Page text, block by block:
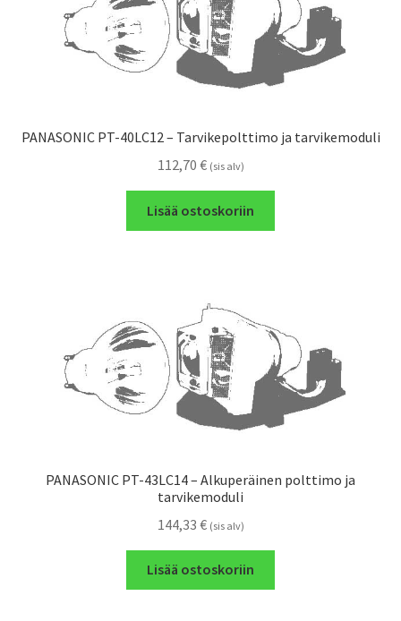
PANASONIC PT-40LC12 – Tarvikepolttimo ja tarvikemoduli
112,70 € (sis alv)
Lisää ostoskoriin
PANASONIC PT-43LC14 – Alkuperäinen polttimo ja
tarvikemoduli
144,33 € (sis alv)
Lisää ostoskoriin